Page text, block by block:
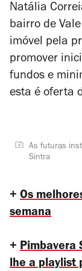
Natália
bairro de
imóvel pela
promover
fundos e
esta é oferta
As futuras
Sintra
+ Os
semana
+ Pimbavera
lhe a playlist